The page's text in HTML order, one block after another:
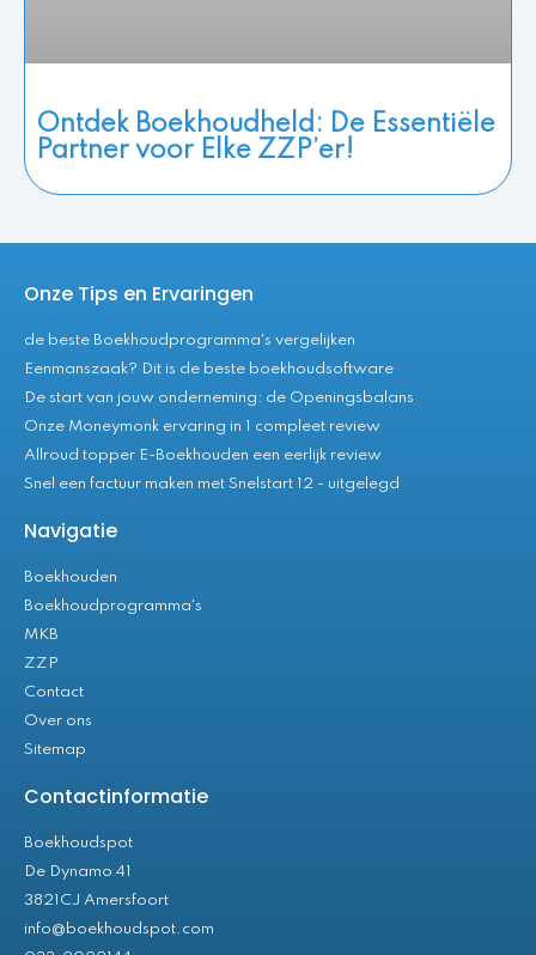
Ontdek Boekhoudheld: De Essentiële
Partner voor Elke ZZP’er!
Onze Tips en Ervaringen
de beste Boekhoudprogramma's vergelijken
Eenmanszaak? Dit is de beste boekhoudsoftware
De start van jouw onderneming: de Openingsbalans
Onze Moneymonk ervaring in 1 compleet review
Allroud topper E-Boekhouden een eerlijk review
Snel een factuur maken met Snelstart 12 - uitgelegd
Navigatie
Boekhouden
Boekhoudprogramma's
MKB
ZZP
Contact
Over ons
Sitemap
Contactinformatie
Boekhoudspot
De Dynamo 41
3821CJ Amersfoort
info@boekhoudspot.com